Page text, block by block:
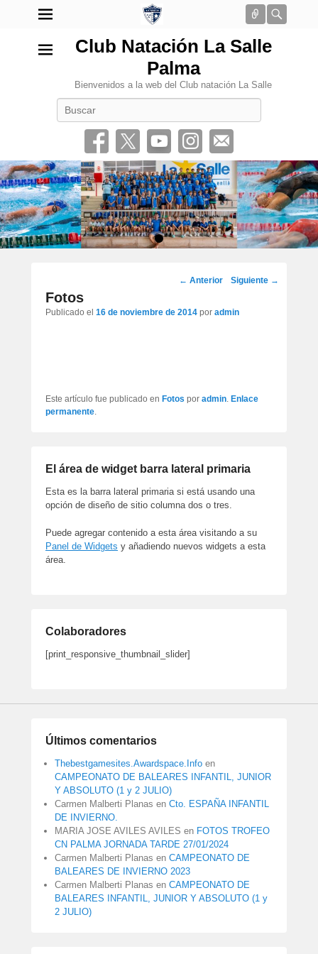
Conectar
Club Natación La Salle
Palma
Bienvenidos a la web del Club natación La Salle
•
Navegación
los
← Anterior Siguiente →
Fotos
Publicado el 16 de noviembre de 2014 por admin
Este artículo fue publicado en Fotos por admin. Enlace
permanente.
El área de widget barra lateral primaria
Esta es la barra lateral primaria si está usando una
opción de diseño de sitio columna dos o tres.
Puede agregar contenido a esta área visitando a su
Panel de Widgets y añadiendo nuevos widgets a esta
área.
Colaboradores
[print_responsive_thumbnail_slider]
Últimos comentarios
Thebestgamesites.Awardspace.Info en
CAMPEONATO DE BALEARES INFANTIL, JUNIOR
Y ABSOLUTO (1 y 2 JULIO)
Carmen Malberti Planas en Cto. ESPAÑA INFANTIL
DE INVIERNO.
MARIA JOSE AVILES AVILES en FOTOS TROFEO
CN PALMA JORNADA TARDE 27/01/2024
Carmen Malberti Planas en CAMPEONATO DE
BALEARES DE INVIERNO 2023
Carmen Malberti Planas en CAMPEONATO DE
BALEARES INFANTIL, JUNIOR Y ABSOLUTO (1 y
2 JULIO)